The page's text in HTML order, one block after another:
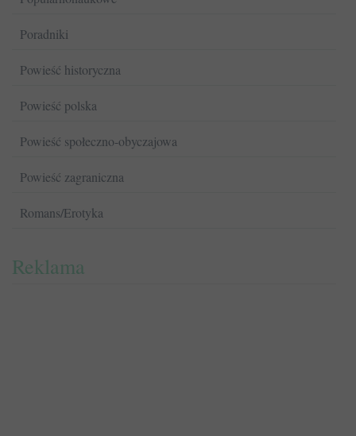
Poradniki
Powieść historyczna
Powieść polska
Powieść społeczno-obyczajowa
Powieść zagraniczna
Romans/Erotyka
Reklama